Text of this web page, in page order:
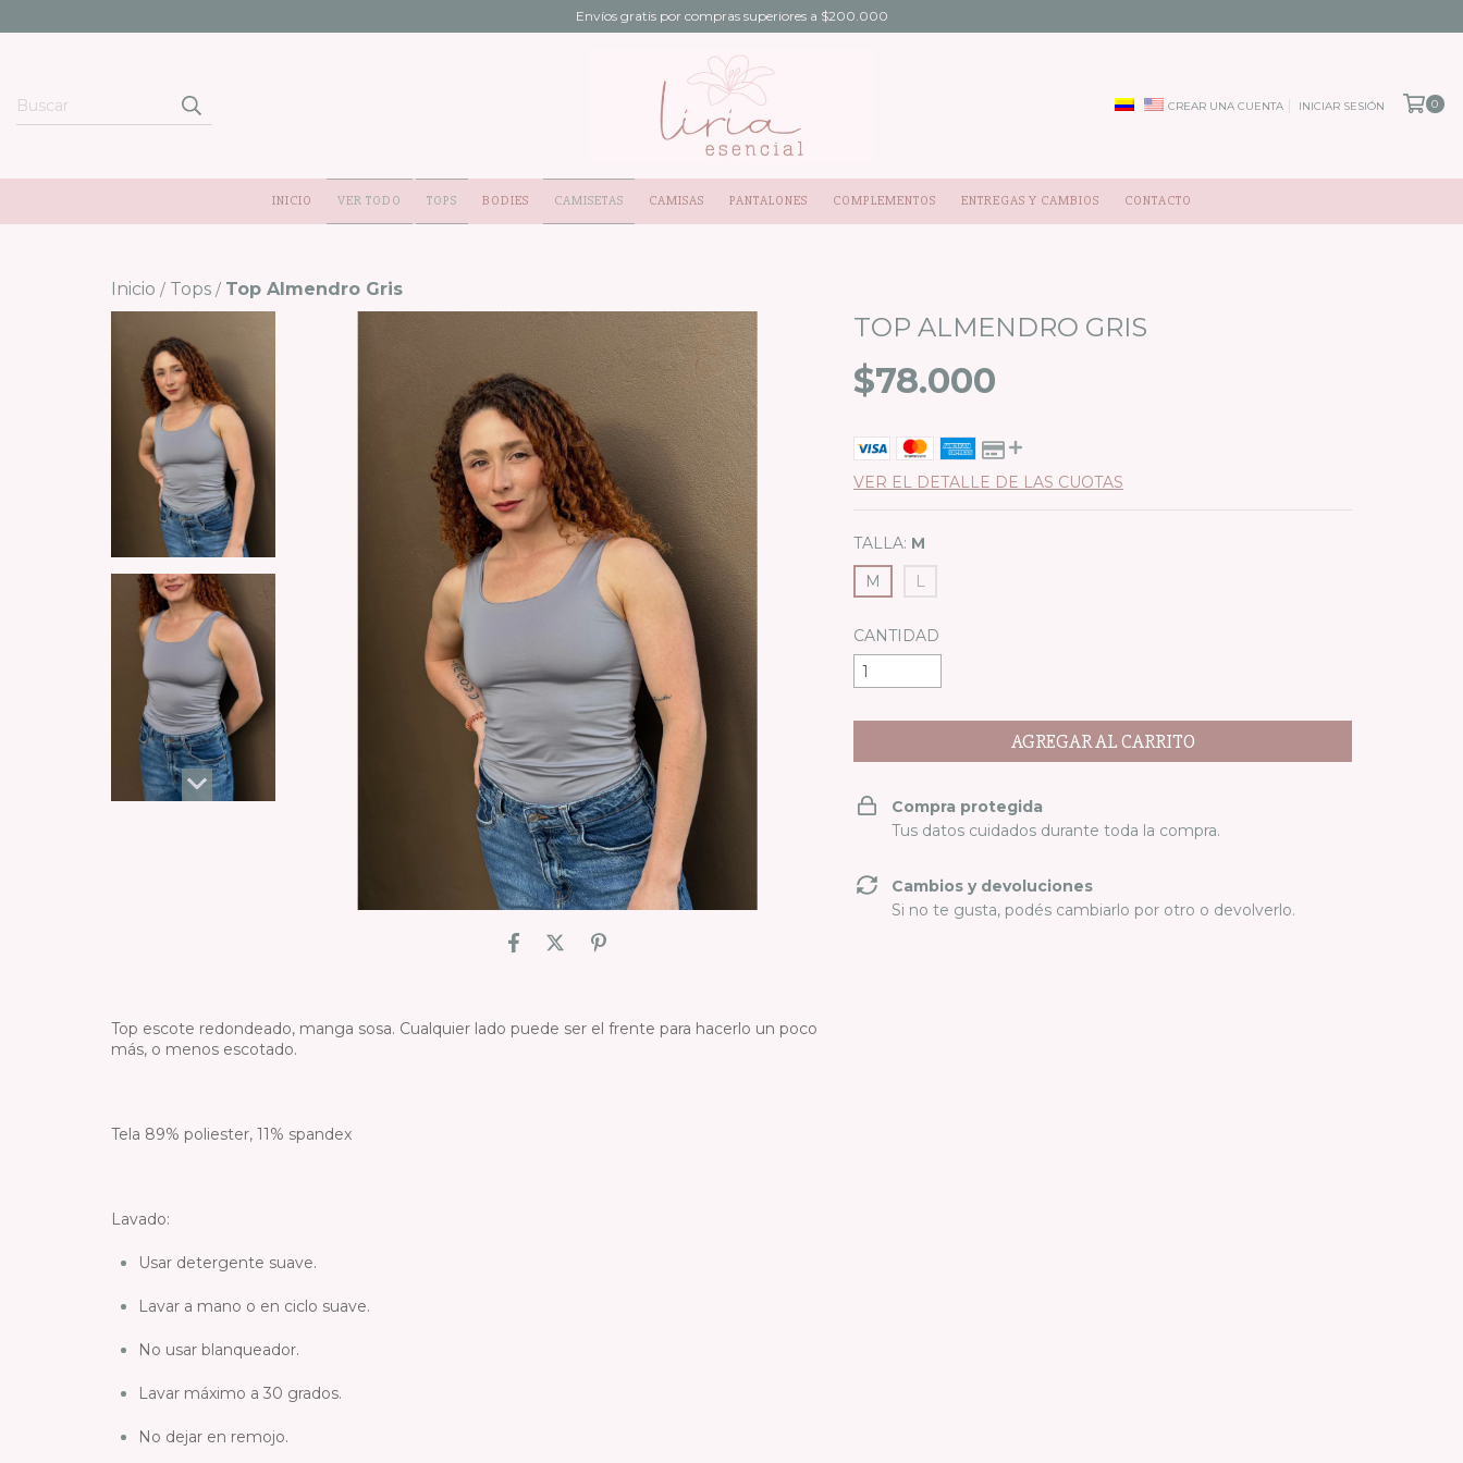
Envíos gratis por compras superiores a $200.000
CREAR UNA CUENTA INICIAR SESIÓN 0
INICIO VER TODO TOPS BODIES CAMISETAS CAMISAS PANTALONES COMPLEMENTOS ENTREGAS Y CAMBIOS CONTACTO
Inicio / Tops / Top Almendro Gris
Top escote redondeado, manga sosa. Cualquier lado puede ser el frente para hacerlo un poco
más, o menos escotado.
Tela 89% poliester, 11% spandex
Lavado:
Usar detergente suave.
Lavar a mano o en ciclo suave.
No usar blanqueador.
Lavar máximo a 30 grados.
No dejar en remojo.
TOP ALMENDRO GRIS
$78.000
VER EL DETALLE DE LAS CUOTAS
TALLA: M
M
L
CANTIDAD
Compra protegida
Tus datos cuidados durante toda la compra.
Cambios y devoluciones
Si no te gusta, podés cambiarlo por otro o devolverlo.